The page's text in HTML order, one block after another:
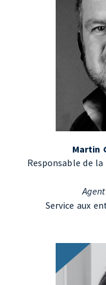
Martin
Responsable de
Service aux